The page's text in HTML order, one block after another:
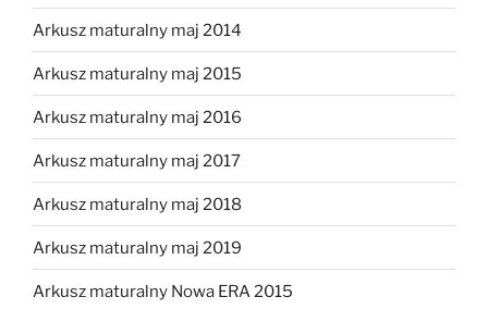
Arkusz maturalny maj 2014
Arkusz maturalny maj 2015
Arkusz maturalny maj 2016
Arkusz maturalny maj 2017
Arkusz maturalny maj 2018
Arkusz maturalny maj 2019
Arkusz maturalny Nowa ERA 2015